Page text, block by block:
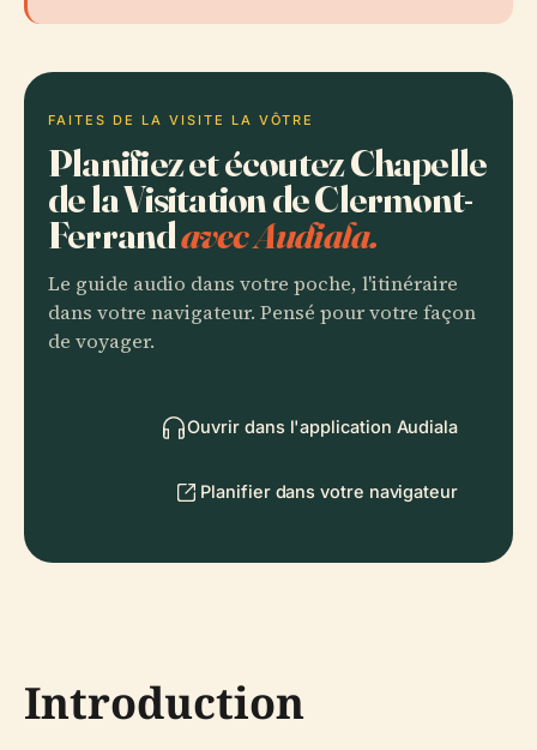
FAITES DE LA VISITE LA VÔTRE
Planifiez et écoutez Chapelle
de la Visitation de Clermont-
Ferrandavec Audiala.
Le guide audio dans votre poche, l'itinéraire
dans votre navigateur. Pensé pour votre façon
de voyager.
Ouvrir dans l'application Audiala
Planifier dans votre navigateur
Introduction